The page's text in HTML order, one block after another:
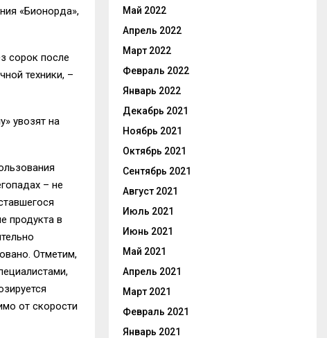
«Бионорда»,
сорок после
техники, –
увозят на
– не
продукта в
Отметим,
от скорости
Май 2022
Апрель 2022
Март 2022
Февраль 2022
Январь 2022
Декабрь 2021
Ноябрь 2021
Октябрь 2021
Сентябрь 2021
Август 2021
Июль 2021
Июнь 2021
Май 2021
Апрель 2021
Март 2021
Февраль 2021
Январь 2021